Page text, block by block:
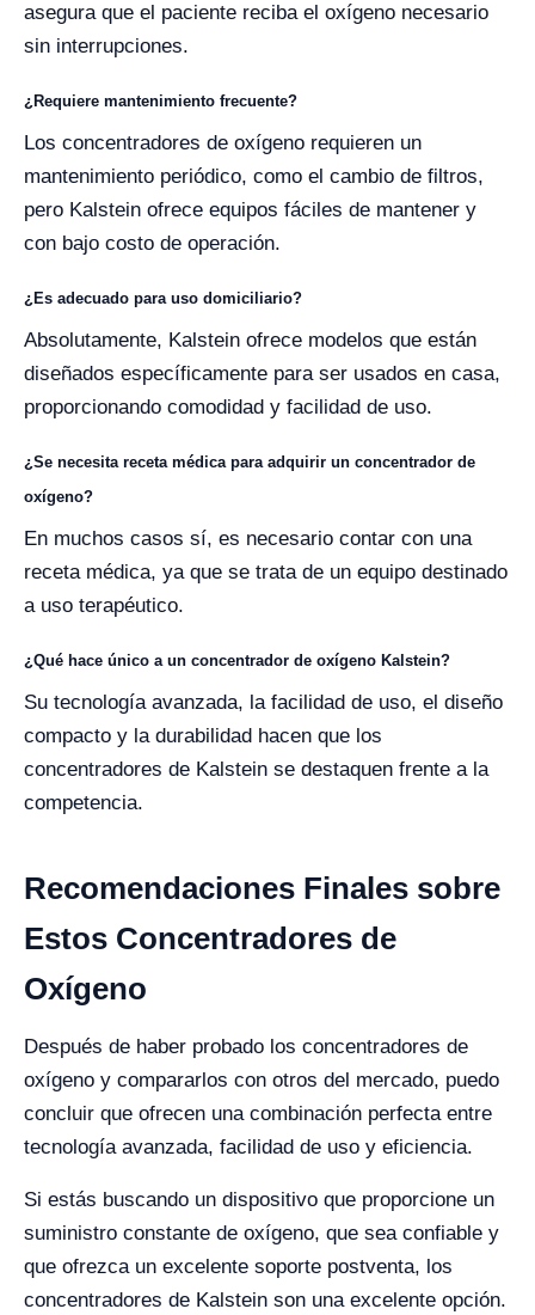
asegura que el paciente reciba el oxígeno necesario
sin interrupciones.
¿Requiere mantenimiento frecuente?
Los concentradores de oxígeno requieren un
mantenimiento periódico, como el cambio de filtros,
pero Kalstein ofrece equipos fáciles de mantener y
con bajo costo de operación.
¿Es adecuado para uso domiciliario?
Absolutamente, Kalstein ofrece modelos que están
diseñados específicamente para ser usados en casa,
proporcionando comodidad y facilidad de uso.
¿Se necesita receta médica para adquirir un concentrador de
oxígeno?
En muchos casos sí, es necesario contar con una
receta médica, ya que se trata de un equipo destinado
a uso terapéutico.
¿Qué hace único a un concentrador de oxígeno Kalstein?
Su tecnología avanzada, la facilidad de uso, el diseño
compacto y la durabilidad hacen que los
concentradores de Kalstein se destaquen frente a la
competencia.
Recomendaciones Finales sobre
Estos Concentradores de
Oxígeno
Después de haber probado los concentradores de
oxígeno y compararlos con otros del mercado, puedo
concluir que ofrecen una combinación perfecta entre
tecnología avanzada, facilidad de uso y eficiencia.
Si estás buscando un dispositivo que proporcione un
suministro constante de oxígeno, que sea confiable y
que ofrezca un excelente soporte postventa, los
concentradores de Kalstein son una excelente opción.